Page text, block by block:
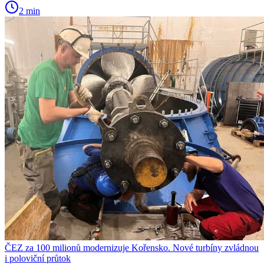
2 min
ČEZ za 100 milionů modernizuje Kořensko. Nové turbíny zvládnou
i poloviční průtok